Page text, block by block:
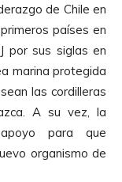
de Chile en
países en
por sus siglas en
marina protegida
las cordilleras
A su vez, la
para que
organismo de